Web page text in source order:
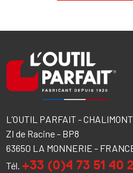
L’OUTIL PARFAIT - CHALIMONT
ZI de Racine - BP8
63650 LA MONNERIE -
Tél. +33 (0)4 73 51 40